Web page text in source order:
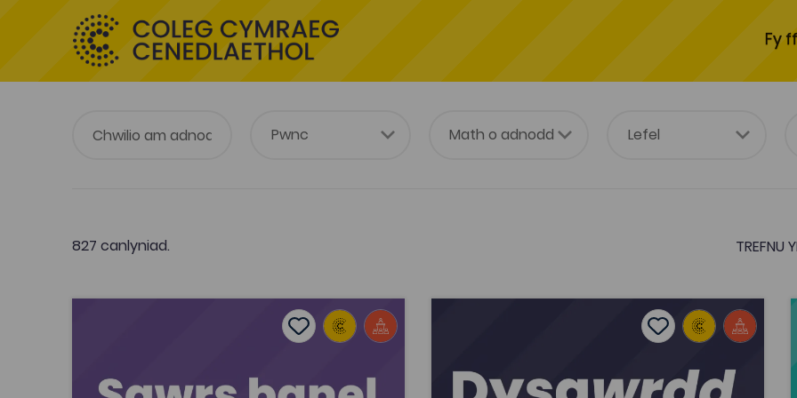
Fy
827 canlyniad. TREFNU
Rhannu arferion da ar gyfer rheolwyr canol
Add to favourites
Add to favourites
canol
Dysgwrdd TAR AHO
Add to favourites
Add to favourites
Dysgwrdd TAR AHO
Tagiau